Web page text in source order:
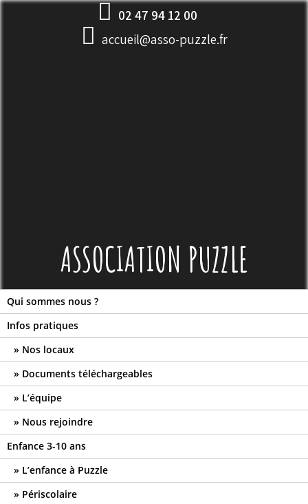
Skip
02 47 94 12 00
accueil@asso-puzzle.fr
ASSOCIATION PUZZLE
Qui sommes nous ?
Infos pratiques
Nos locaux
Documents téléchargeables
L’équipe
Nous rejoindre
Enfance 3-10 ans
L’enfance à Puzzle
Périscolaire